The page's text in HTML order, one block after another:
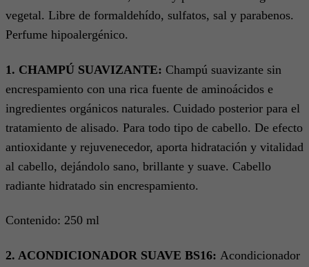
vegetal. Libre de formaldehído, sulfatos, sal y parabenos.
Perfume hipoalergénico.
1. CHAMPÚ SUAVIZANTE: Champú suavizante sin
encrespamiento con una rica fuente de aminoácidos e
ingredientes orgánicos naturales. Cuidado posterior para el
tratamiento de alisado. Para todo tipo de cabello. De efecto
antioxidante y rejuvenecedor, aporta hidratación y vitalidad
al cabello, dejándolo sano, brillante y suave. Cabello
radiante hidratado sin encrespamiento.
Contenido: 250 ml
2. ACONDICIONADOR SUAVE BS16: Acondicionador